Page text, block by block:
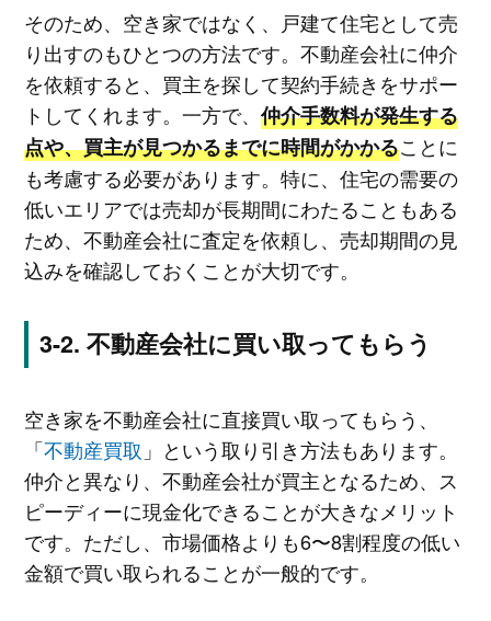
そのため、空き家ではなく、戸建て住宅として売
り出すのもひとつの方法です。不動産会社に仲介
を依頼すると、買主を探して契約手続きをサポー
トしてくれます。一方で、 仲介手数料が発生する
点や、買主が見つかるまでに時間がかかることに
も考慮する必要があります。特に、住宅の需要の
低いエリアでは売却が長期間にわたることもある
ため、不動産会社に査定を依頼し、売却期間の見
込みを確認しておくことが大切です。
不動産会社に買い取ってもらう
空き家を不動産会社に直接買い取ってもらう、
「不動産買取 」という取り引き方法もあります。
仲介と異なり、不動産会社が買主となるため、ス
ピーディーに現金化できることが大きなメリット
です。ただし、市場価格よりも6〜8割程度の低い
金額で買い取られることが一般的です。